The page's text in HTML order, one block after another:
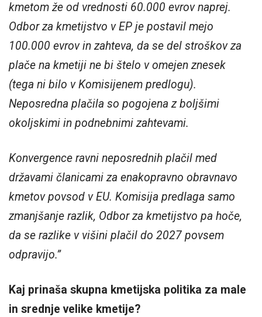
kmetom že od vrednosti 60.000 evrov naprej.
Odbor za kmetijstvo v EP je postavil mejo
100.000 evrov in zahteva, da se del stroškov za
plače na kmetiji ne bi štelo v omejen znesek
(tega ni bilo v Komisijenem predlogu).
Neposredna plačila so pogojena z boljšimi
okoljskimi in podnebnimi zahtevami.
Konvergence ravni neposrednih plačil med
državami članicami za enakopravno obravnavo
kmetov povsod v EU. Komisija predlaga samo
zmanjšanje razlik, Odbor za kmetijstvo pa hoče,
da se razlike v višini plačil do 2027 povsem
odpravijo.”
Kaj prinaša skupna kmetijska politika za male
in srednje velike kmetije?